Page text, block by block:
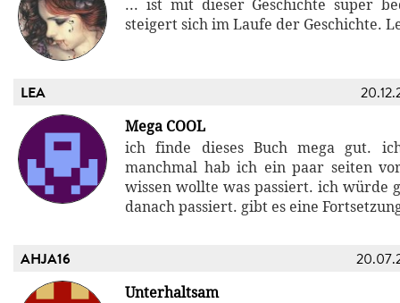
... ist mit dieser Geschichte super
steigert sich im Laufe der Geschichte.
LEA
Mega COOL
ich finde dieses Buch mega gut.
manchmal hab ich ein paar seiten
wissen wollte was passiert. ich würde
danach passiert. gibt es eine
AHJA16
Unterhaltsam